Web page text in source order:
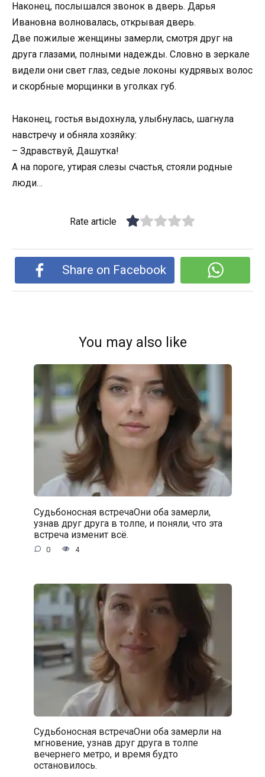
Наконец, послышался звонок в дверь. Дарья
Ивановна волновалась, открывая дверь.
Две пожилые женщины замерли, смотря друг на
друга глазами, полными надежды. Словно в зеркале
видели они свет глаз, седые локоны кудрявых волос
и скорбные морщинки в уголках губ.
Наконец, гостья выдохнула, улыбнулась, шагнула
навстречу и обняла хозяйку:
– Здравствуй, Дашутка!
А на пороге, утирая слезы счастья, стояли родные
люди…
Rate article
Share on Facebook
You may also like
Судьбоносная встречаОни оба замерли,
узнав друг друга в толпе, и поняли, что эта
встреча изменит всё.
0 4
Судьбоносная встречаОни оба замерли на
мгновение, узнав друг друга в толпе
вечернего метро, и время будто
остановилось.